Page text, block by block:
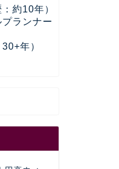
約10年）
ランナー
年）